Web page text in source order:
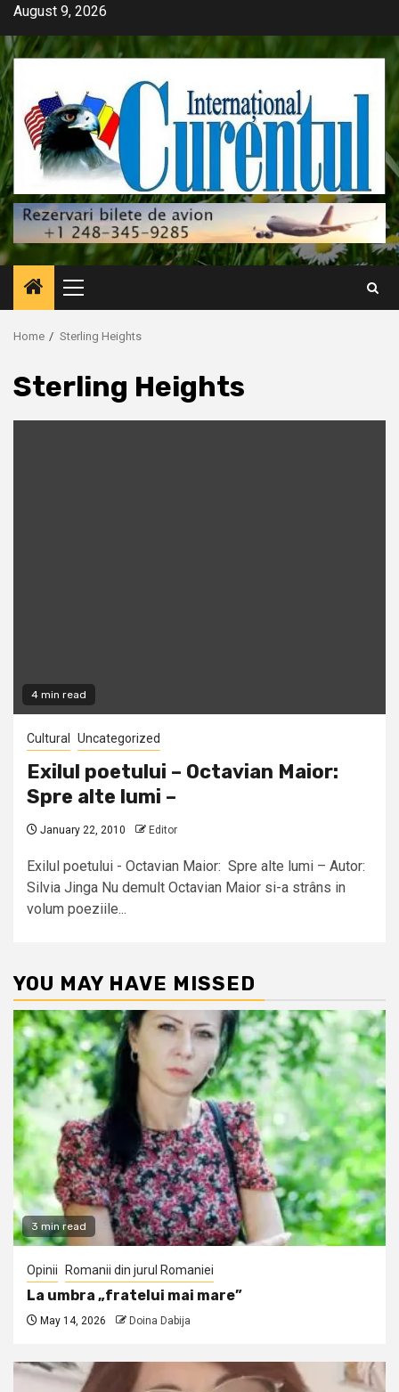
Skip
content
August 9, 2026
Primary
Menu
Home Sterling Heights
Sterling Heights
4 min read
Cultural Uncategorized
Exilul poetului – Octavian Maior:
Spre alte lumi –
January 22, 2010 Editor
Exilul poetului - Octavian Maior: Spre alte lumi – Autor:
Silvia Jinga Nu demult Octavian Maior si-a strâns in
volum poeziile...
YOU MAY HAVE MISSED
3 min read
Opinii Romanii din jurul Romaniei
La umbra „fratelui mai mare”
May 14, 2026 Doina Dabija